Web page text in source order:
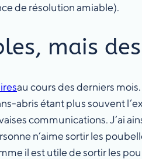
de résolution amiable).
mais
au cours des derniers
abris étant plus souvent
communications. J’ai
n’aime sortir les
il est utile de sortir les